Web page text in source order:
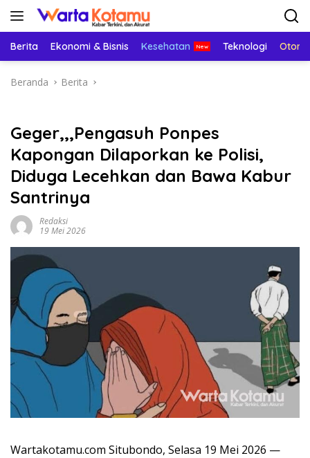
Langsung
Berita Ekonomi & Bisnis Kesehatan Teknologi
Beranda Berita
Geger,,,Pengasuh Ponpes
Kapongan Dilaporkan ke Polisi,
Diduga Lecehkan dan Bawa Kabur
Santrinya
Redaksi
19 Mei 2026
Wartakotamu.com Situbondo, Selasa 19 Mei 2026 —